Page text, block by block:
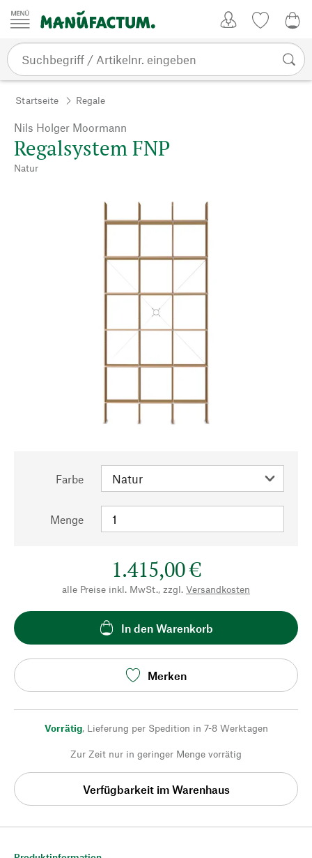
Zum Inhalt springen
Startseite Regale
Nils Holger Moormann
Regalsystem FNP
Natur
Farbe
Menge
1.415,00 €
alle Preise inkl. MwSt., zzgl. Versandkosten
In den Warenkorb
Merken
Vorrätig, Lieferung per Spedition in 7-8 Werktagen
Zur Zeit nur in geringer Menge vorrätig
Verfügbarkeit im Warenhaus